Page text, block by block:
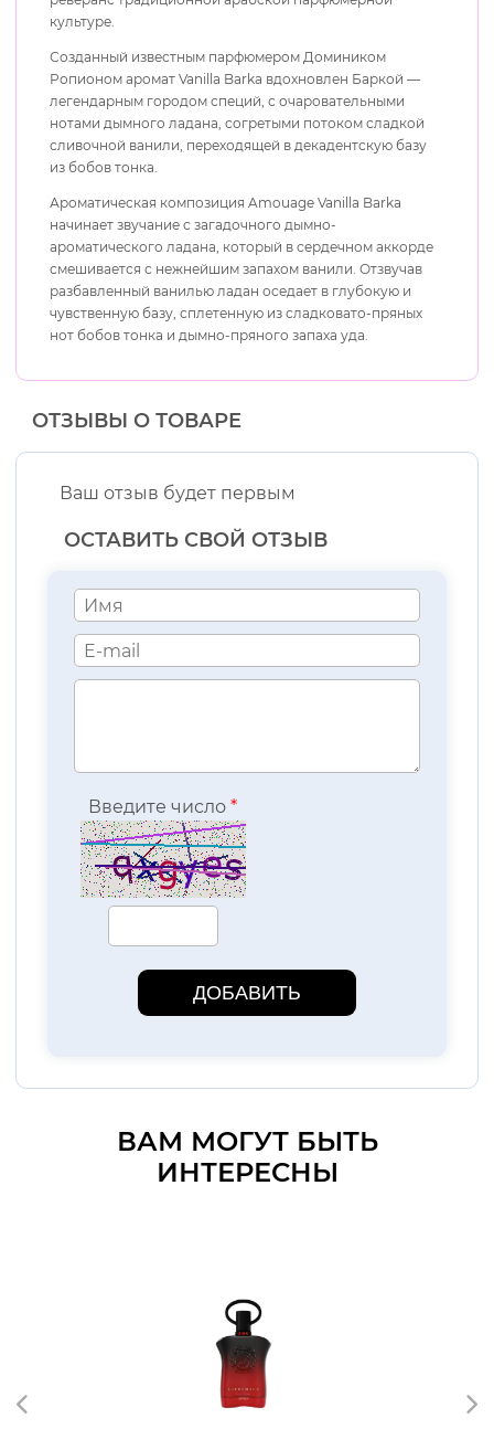
культуре.
Созданный известным парфюмером Домиником
Ропионом аромат Vanilla Barka вдохновлен Баркой —
легендарным городом специй, с очаровательными
нотами дымного ладана, согретыми потоком сладкой
сливочной ванили, переходящей в декадентскую базу
из бобов тонка.
Ароматическая композиция Amouage Vanilla Barka
начинает звучание с загадочного дымно-
ароматического ладана, который в сердечном аккорде
смешивается с нежнейшим запахом ванили. Отзвучав
разбавленный ванилью ладан оседает в глубокую и
чувственную базу, сплетенную из сладковато-пряных
нот бобов тонка и дымно-пряного запаха уда.
ОТЗЫВЫ О ТОВАРЕ
Ваш отзыв будет первым
ОСТАВИТЬ СВОЙ ОТЗЫВ
Введите число*
ДОБАВИТЬ
ВАМ МОГУТ БЫТЬ
ИНТЕРЕСНЫ